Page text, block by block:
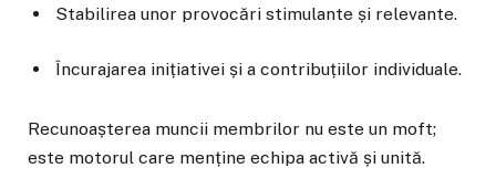
Stabilirea unor provocări stimulante și relevante.
Încurajarea inițiativei și a contribuțiilor individuale.
Recunoașterea muncii membrilor nu este un moft;
este motorul care menține echipa activă și unită.